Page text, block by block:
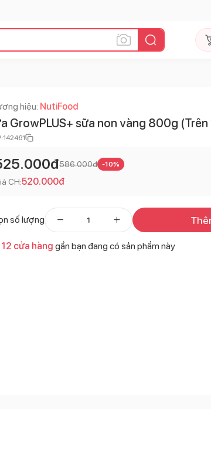
hiệu: NutiFood
GrowPLUS+ sữa non vàng 800g
142461
đ586.000đ -10%
CH:520.000đ
số lượng
12 cửa hàng gần bạn đang có sản phẩm này